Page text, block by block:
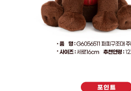
페이코 라이
구